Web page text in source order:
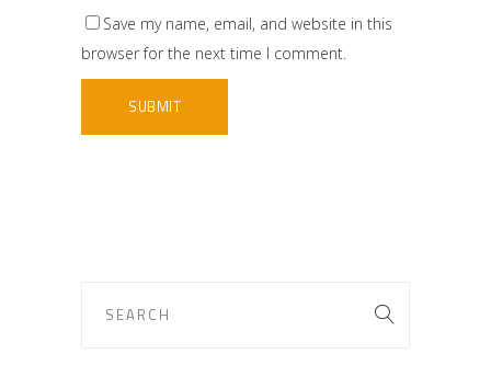
Save my name, email, and website in this
browser for the next time I comment.